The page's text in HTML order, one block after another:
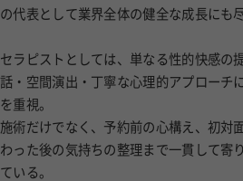
の代表として業界全体の健全な成長にも
セラピストとしては、単なる性的快感の
話・空間演出・丁寧な心理的アプローチ
を重視。
施術だけでなく、予約前の心構え、初対
わった後の気持ちの整理まで一貫して寄
ている。